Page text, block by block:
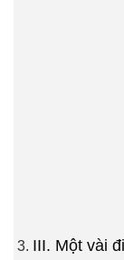
III. Một vài